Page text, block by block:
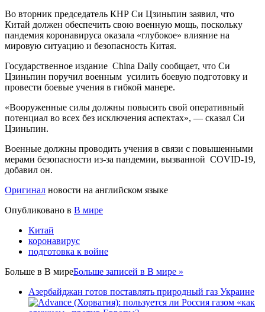
Во вторник председатель КНР Си Цзиньпин заявил, что
Китай должен обеспечить свою военную мощь, поскольку
пандемия коронавируса оказала «глубокое» влияние на
мировую ситуацию и безопасность Китая.
Государственное издание China Daily сообщает, что Си
Цзиньпин поручил военным усилить боевую подготовку и
провести боевые учения в гибкой манере.
«Вооруженные силы должны повысить свой оперативный
потенциал во всех без исключения аспектах», — сказал Си
Цзиньпин.
Военные должны проводить учения в связи с повышенными
мерами безопасности из-за пандемии, вызванной COVID-19,
добавил он.
Оригинал новости на английском языке
Опубликовано в В мире
Китай
коронавирус
подготовка к войне
Больше в В миреБольше записей в В мире »
Азербайджан готов поставлять природный газ Украине